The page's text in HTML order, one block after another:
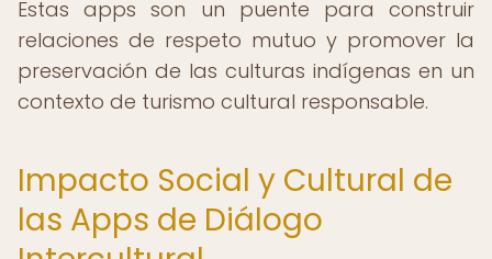
Estas apps son un puente para construir
relaciones de respeto mutuo y promover la
preservación de las culturas indígenas en un
contexto de turismo cultural responsable.
Impacto Social y Cultural de
las Apps de Diálogo